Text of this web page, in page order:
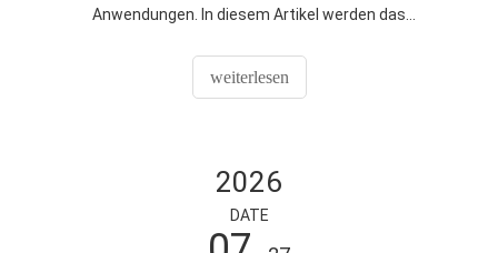
Anwendungen. In diesem Artikel werden das
Art und Weise erläutert, wie eine ordnungsgemäße
Hubbegrenzung einen vorzeitigen Ausfall verhindert.
weiterlesen
2026
DATE